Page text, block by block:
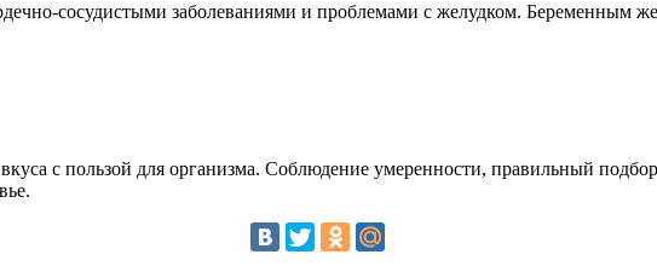
сосудистыми заболеваниями и проблемами с желудком. Беременным
с пользой для организма. Соблюдение умеренности, правильный